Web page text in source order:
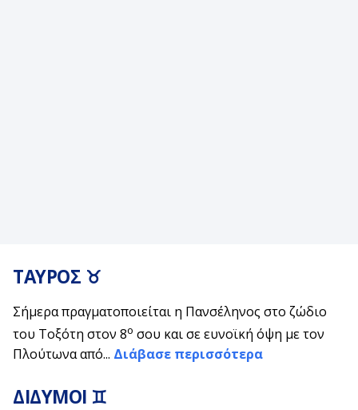
ΤΑΥΡΟΣ ♉
Σήμερα πραγματοποιείται η Πανσέληνος στο ζώδιο
του Τοξότη στον 8ο σου και σε ευνοϊκή όψη με τον
Πλούτωνα από... Διάβασε περισσότερα
ΔΙΔΥΜΟΙ ♊